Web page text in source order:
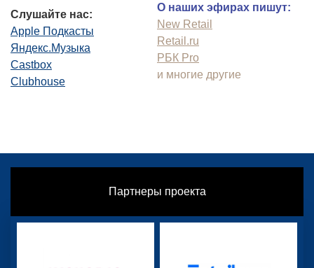
Слушайте нас:
Apple Подкасты
Яндекс.Музыка
Castbox
Clubhouse
О наших эфирах пишут:
New Retail
Retail.ru
РБК Pro
и многие другие
Партнеры проекта